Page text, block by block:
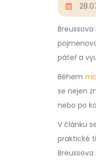
páteř a
Během
se nejen
nebo po
V článku
praktické